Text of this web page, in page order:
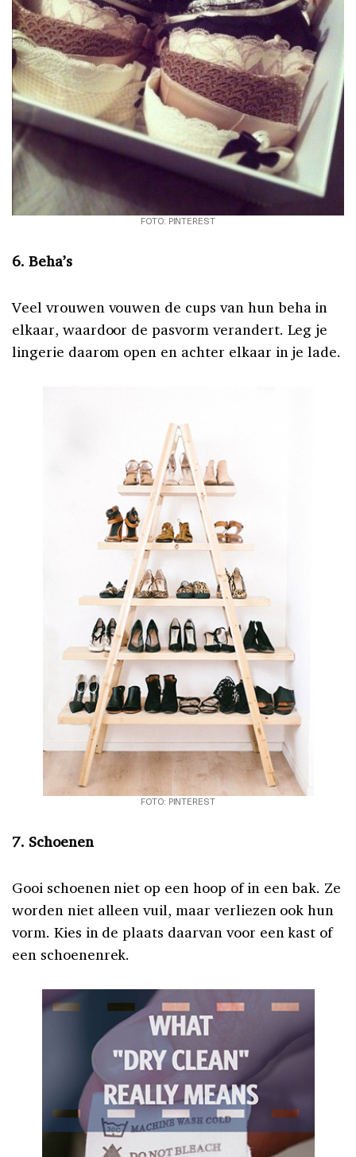
FOTO: PINTEREST
6. Beha’s
Veel vrouwen vouwen de cups van hun beha in
elkaar, waardoor de pasvorm verandert. Leg je
lingerie daarom open en achter elkaar in je lade.
FOTO: PINTEREST
7. Schoenen
Gooi schoenen niet op een hoop of in een bak. Ze
worden niet alleen vuil, maar verliezen ook hun
vorm. Kies in de plaats daarvan voor een kast of
een schoenenrek.